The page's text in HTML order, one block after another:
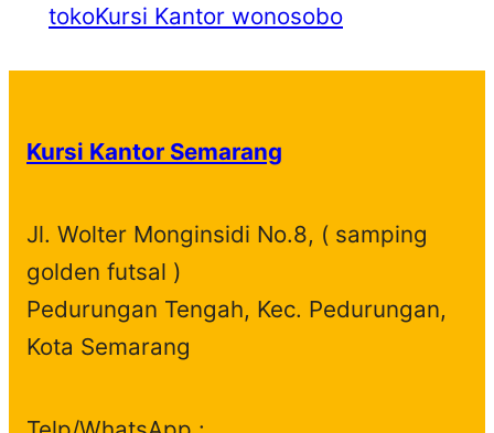
tokoKursi Kantor wonosobo
Kursi Kantor Semarang
Jl. Wolter Monginsidi No.8, ( samping
golden futsal )
Pedurungan Tengah, Kec. Pedurungan,
Kota Semarang